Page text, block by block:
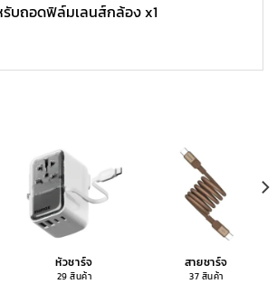
บถอดฟิล์มเลนส์กล้อง x1
หัวชาร์จ
29 สินค้า
สายชาร์จ
37 สินค้า